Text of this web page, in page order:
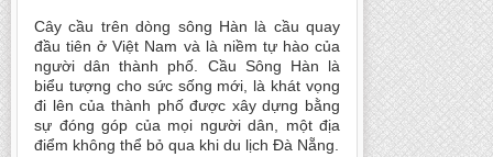
Cây cầu trên dòng sông Hàn là cầu quay
đầu tiên ở Việt Nam và là niềm tự hào của
người dân thành phố. Cầu Sông Hàn là
biểu tượng cho sức sống mới, là khát vọng
đi lên của thành phố được xây dựng bằng
sự đóng góp của mọi người dân, một địa
điểm không thể bỏ qua khi du lịch Đà Nẵng.